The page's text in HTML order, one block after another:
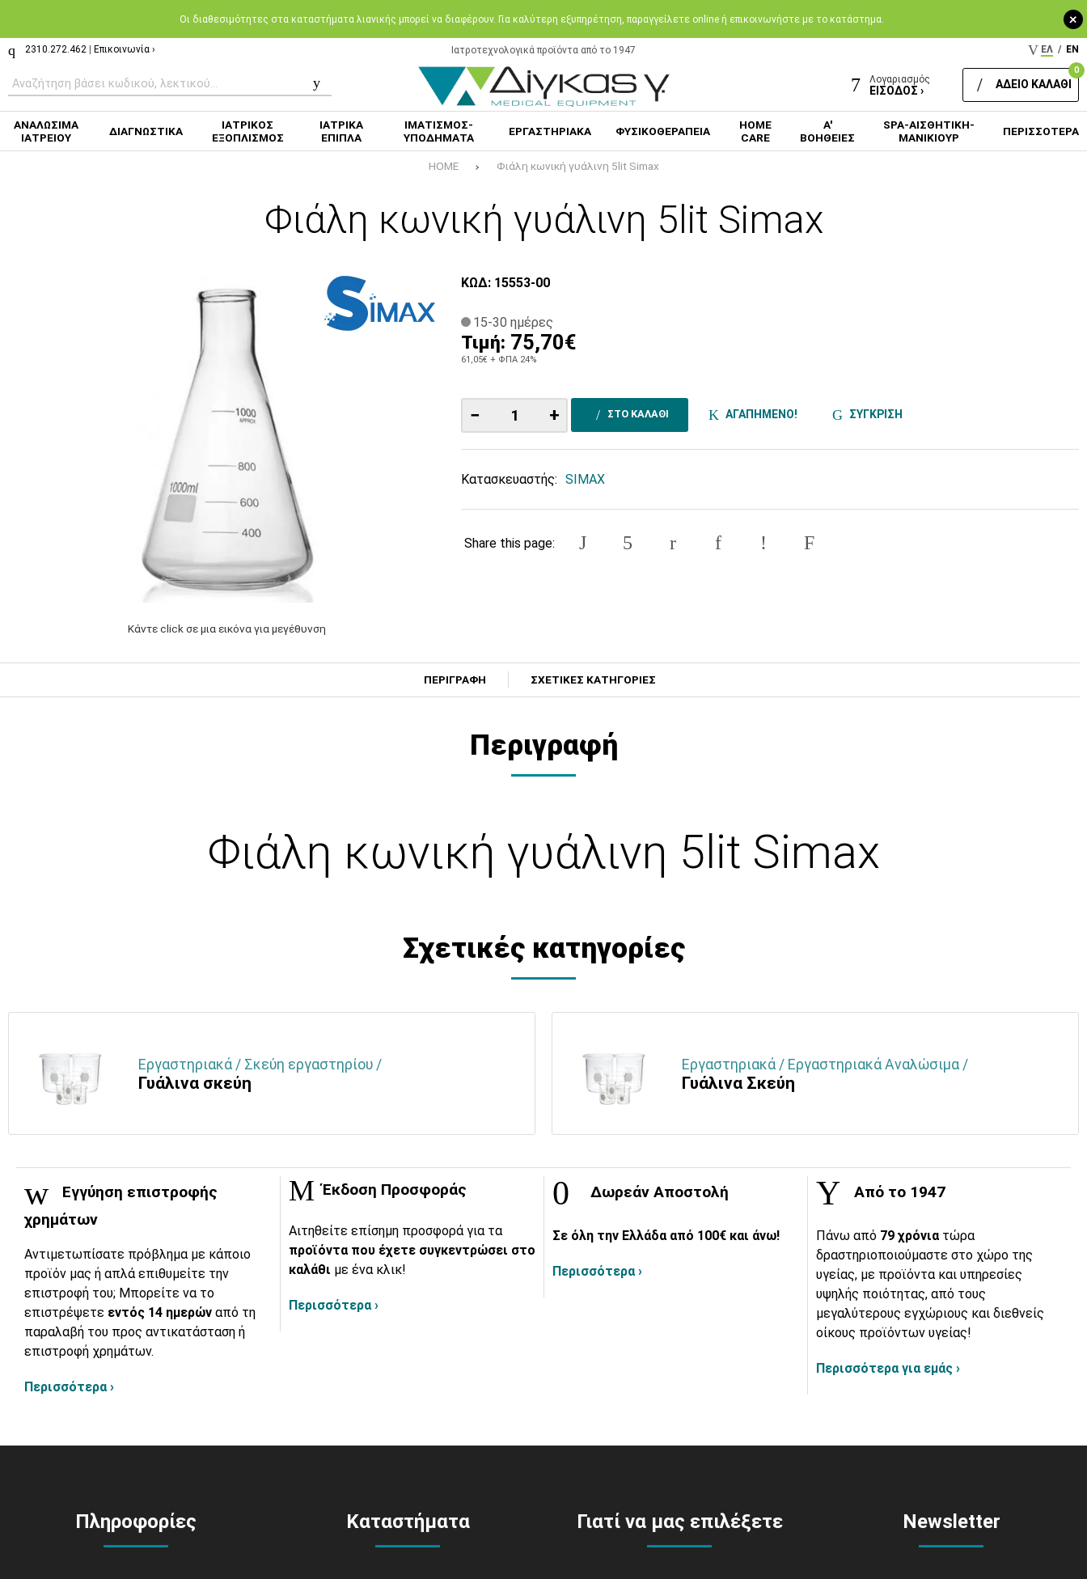
+
Oι διαθεσιμότητες στα καταστήματα λιανικής μπορεί να διαφέρουν. Για καλύτερη εξυπηρέτηση, παραγγείλετε online ή επικοινωνήστε με το κατάστημα.
2310.272.462 Επικοινωνία › Ιατροτεχνολογικά προϊόντα από το 1947 ΕΛ / EN
Λογαριασμός
ΕΙΣΟΔΟΣ ›
0
ΑΔΕΙΟ ΚΑΛΑΘΙ
ΑΝΑΛΩΣΙΜΑ
ΙΑΤΡΕΙΟΥ
ΔΙΑΓΝΩΣΤΙΚΑ
ΙΑΤΡΙΚΟΣ
ΕΞΟΠΛΙΣΜΟΣ
ΙΑΤΡΙΚΑ
ΕΠΙΠΛΑ
ΙΜΑΤΙΣΜΟΣ-
ΥΠΟΔΗΜΑΤΑ
ΕΡΓΑΣΤΗΡΙΑΚΑ ΦΥΣΙΚΟΘΕΡΑΠΕΙΑ
HOME
CARE
Α'
ΒΟΗΘΕΙΕΣ
SPA-ΑΙΣΘΗΤΙΚΗ-
ΜΑΝΙΚΙΟΥΡ
ΠΕΡΙΣΣΟΤΕΡΑ
HOME Φιάλη κωνική γυάλινη 5lit Simax
Φιάλη κωνική γυάλινη 5lit Simax
Κάντε click σε μια εικόνα για μεγέθυνση
ΚΩΔ: 15553-00
15-30 ημέρες
Τιμή: 75,70€
61,05€ + ΦΠΑ 24%
− + ΣΤΟ ΚΑΛΑΘΙ ΑΓΑΠΗΜΕΝΟ! ΣΥΓΚΡΙΣΗ
Κατασκευαστής: SIMAX
Share this page:
ΠΕΡΙΓΡΑΦΗ ΣΧΕΤΙΚΕΣ ΚΑΤΗΓΟΡΙΕΣ
Περιγραφή
Φιάλη κωνική γυάλινη 5lit Simax
Σχετικές κατηγορίες
Εργαστηριακά / Σκεύη εργαστηρίου /
Γυάλινα σκεύη
Εργαστηριακά / Εργαστηριακά Αναλώσιμα /
Γυάλινα Σκεύη
Εγγύηση επιστροφής
χρημάτων
Αντιμετωπίσατε πρόβλημα με κάποιο
προϊόν μας ή απλά επιθυμείτε την
επιστροφή του; Μπορείτε να το
επιστρέψετε εντός 14 ημερών από τη
παραλαβή του προς αντικατάσταση ή
επιστροφή χρημάτων.
Περισσότερα ›
Έκδοση Προσφοράς
Αιτηθείτε επίσημη προσφορά για τα
προϊόντα που έχετε συγκεντρώσει στο
καλάθι με ένα κλικ!
Περισσότερα ›
Δωρεάν Αποστολή
Σε όλη την Ελλάδα από 100€ και άνω!
Περισσότερα ›
Από το 1947
Πάνω από 79 χρόνια τώρα
δραστηριοποιούμαστε στο χώρο της
υγείας, με προϊόντα και υπηρεσίες
υψηλής ποιότητας, από τους
μεγαλύτερους εγχώριους και διεθνείς
οίκους προϊόντων υγείας!
Περισσότερα για εμάς ›
Πληροφορίες Καταστήματα Γιατί να μας επιλέξετε Newsletter